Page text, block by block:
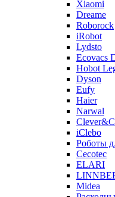
Xiaomi
Dreame
Roborock
iRobot
Lydsto
Ecovacs
Hobot
Dyson
Eufy
Haier
Narwal
iClebo
Роботы
Cecotec
ELARI
Midea